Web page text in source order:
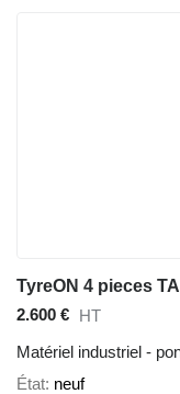
2.600 € HT
Matériel industriel -
État neuf